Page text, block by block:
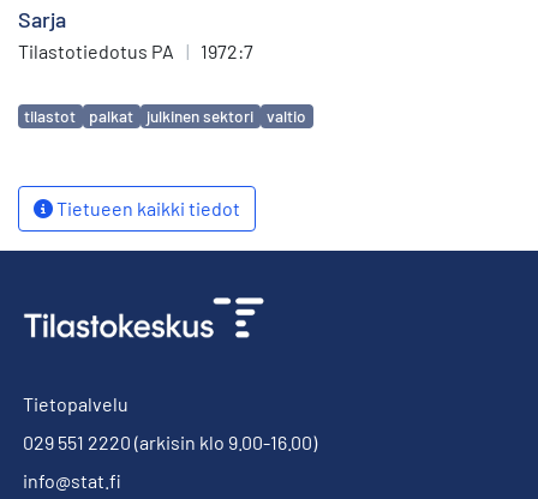
Sarja
Tilastotiedotus PA | 1972:7
Avainsanat
tilastot palkat julkinen sektori valtio
Tietueen kaikki tiedot
Tietopalvelu
029 551 2220 (arkisin klo 9.00-16.00)
info@stat.fi